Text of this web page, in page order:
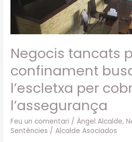
Negocis tancats
confinament
l’escletxa per
l’assegurança
Feu un comentari /Àngel Alcalde,
Sentències /Alcalde Asociados
l’assegurança